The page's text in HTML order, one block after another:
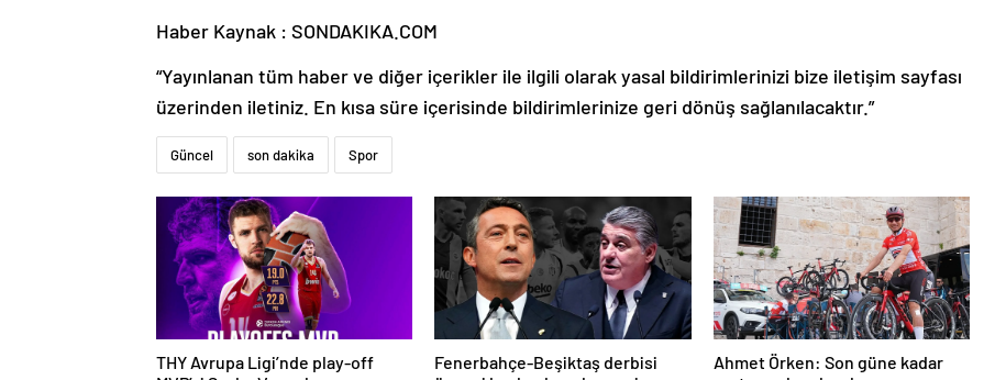
Haber Kaynak : SONDAKIKA.COM
“Yayınlanan tüm haber ve diğer içerikler ile ilgili olarak yasal bildirimlerinizi bize iletişim sayfası
üzerinden iletiniz. En kısa süre içerisinde bildirimlerinize geri dönüş sağlanılacaktır.”
Güncel son dakika Spor
THY Avrupa Ligi’nde play-off
Fenerbahçe-Beşiktaş derbisi
Ahmet Örken: Son güne kadar